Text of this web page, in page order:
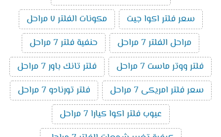
سعر فلتر اكوا جيت
مكونات الفلتر ٧ مراحل
مراحل الفلتر 7 مراحل
حنفية فلتر 7 مراحل
فلتر ووتر ماست 7 مراحل
فلتر تانك باور 7 مراحل
سعر فلتر امريكى 7 مراحل
فلتر تورنادو 7 مراحل
عيوب فلتر اكوا كيارا 7 مراحل